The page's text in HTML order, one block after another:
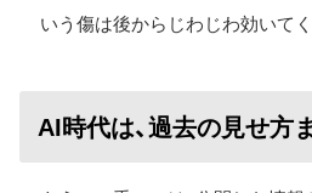
いう傷は後からじわじわ効いてく
AI時代は、過去の見せ方